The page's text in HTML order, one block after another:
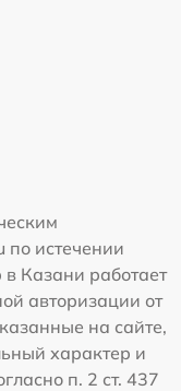
по истечении
Казани работает
авторизации от
на сайте,
характер и
п. 2 ст. 437